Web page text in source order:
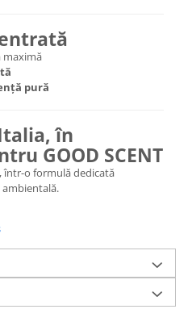
maximă
pură
în
GOOD SCENT
într-o formulă dedicată